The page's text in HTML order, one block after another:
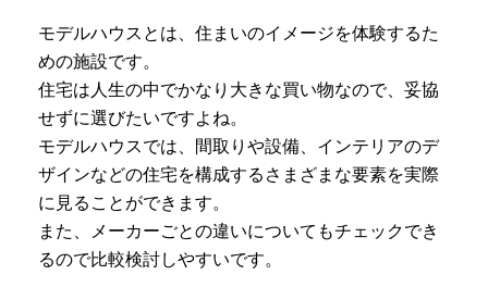
モデルハウスとは、住まいのイメージを体験するた
めの施設です。
住宅は人生の中でかなり大きな買い物なので、妥協
せずに選びたいですよね。
モデルハウスでは、間取りや設備、インテリアのデ
ザインなどの住宅を構成するさまざまな要素を実際
に見ることができます。
また、メーカーごとの違いについてもチェックでき
るので比較検討しやすいです。